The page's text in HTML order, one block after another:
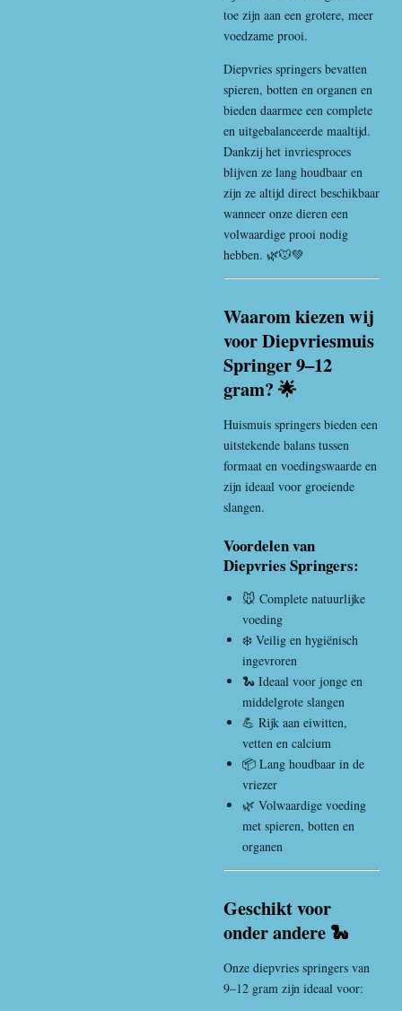
toe zijn aan een grotere, meer
voedzame prooi.
Diepvries springers bevatten
spieren, botten en organen en
bieden daarmee een complete
en uitgebalanceerde maaltijd.
Dankzij het invriesproces
blijven ze lang houdbaar en
zijn ze altijd direct beschikbaar
wanneer onze dieren een
volwaardige prooi nodig
hebben. 🌿🐭💚
Waarom kiezen wij
voor Diepvriesmuis
Springer 9–12
gram? 🌟
Huismuis springers bieden een
uitstekende balans tussen
formaat en voedingswaarde en
zijn ideaal voor groeiende
slangen.
Voordelen van
Diepvries Springers:
🐭 Complete natuurlijke
voeding
❄️ Veilig en hygiënisch
ingevroren
🐍 Ideaal voor jonge en
middelgrote slangen
💪 Rijk aan eiwitten,
vetten en calcium
📦 Lang houdbaar in de
vriezer
🌿 Volwaardige voeding
met spieren, botten en
organen
Geschikt voor
onder andere 🐍
Onze diepvries springers van
9–12 gram zijn ideaal voor: